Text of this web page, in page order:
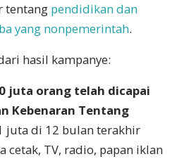
tentang pendidikan dan
yang nonpemerintah.
hasil kampanye:
juta orang telah dicapai
Kebenaran Tentang
juta di 12 bulan terakhir
cetak, TV, radio, papan iklan